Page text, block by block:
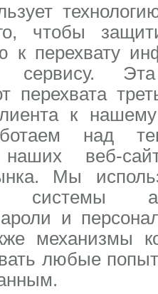
чтобы
к перехвату
сервису.
перехвата
к
над
наших веб-
Мы
системы
и
механизмы
любые